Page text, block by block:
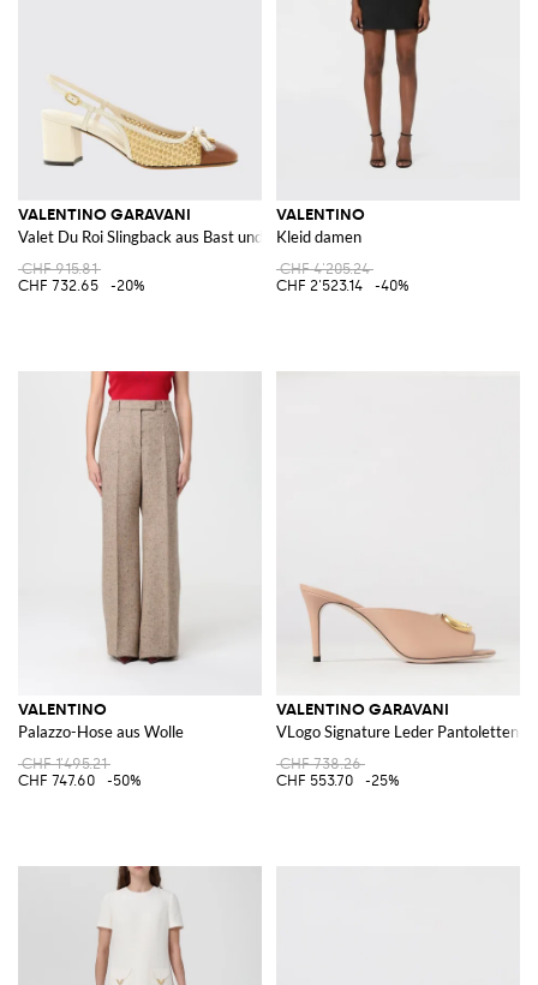
VALENTINO GARAVANI
Valet Du Roi Slingback aus Bast und Leder
CHF 915.81
CHF 732.65
-20%
VALENTINO
Kleid damen
CHF 4'205.24
CHF 2'523.14
-40%
VALENTINO
Palazzo-Hose aus Wolle
CHF 1'495.21
CHF 747.60
-50%
VALENTINO GARAVANI
VLogo Signature Leder Pantoletten
CHF 738.26
CHF 553.70
-25%